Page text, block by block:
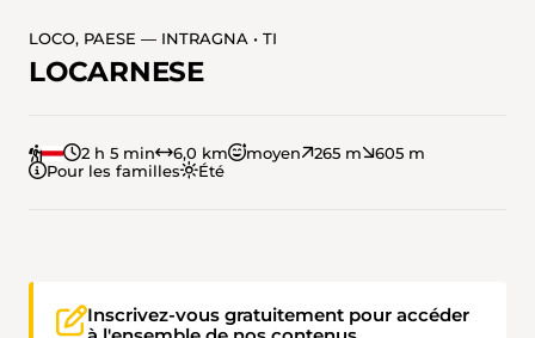
LOCO, PAESE — INTRAGNA • TI
LOCARNESE
2 h 5 min 6,0 km moyen 265 m
605 m
Pour les familles
Été
Inscrivez-vous gratuitement pour accéder